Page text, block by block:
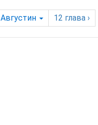
Августин 12 глава ›